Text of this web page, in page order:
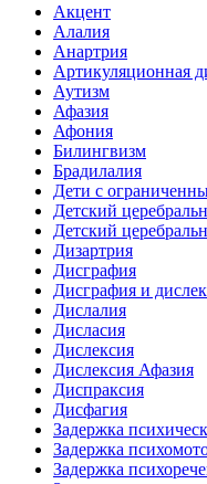
Акцент
Алалия
Анартрия
Артикуляционная
Аутизм
Афазия
Афония
Билингвизм
Брадилалия
Дети с
Детский
Детский
Дизартрия
Дисграфия
Дисграфия и
Дислалия
Дисласия
Дислексия
Дислексия Афазия
Диспраксия
Дисфагия
Задержка
Задержка
Задержка